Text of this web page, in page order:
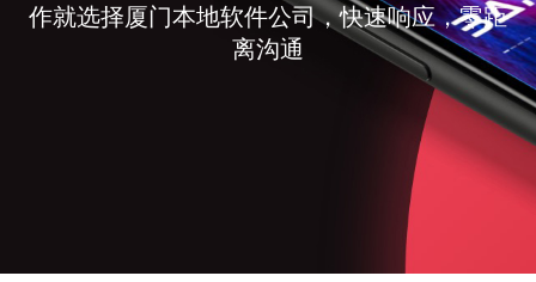
作就选择厦门本地软件公司，快速响应，零距
离沟通